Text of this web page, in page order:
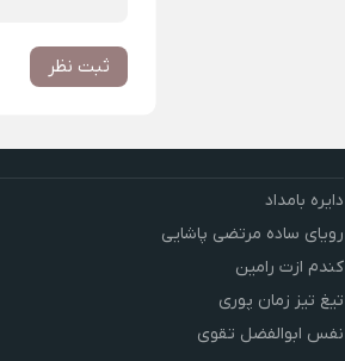
ثبت نظر
دایره بامداد
رویای ساده مرتضی پاشایی
کندم ازت رامین
تیغ تیز زمان پوری
نفس ابوالفضل تقوی